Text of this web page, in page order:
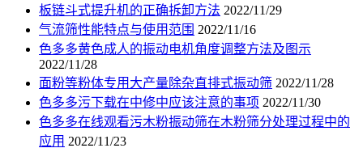
板链斗式提升机的正确拆卸方法 2022/11/29
气流筛性能特点与使用范围 2022/11/16
色多多黄色成人的振动电机角度调整方法及图示
2022/11/28
面粉等粉体专用大产量除杂直排式振动筛 2022/11/28
色多多污下载在中修中应该注意的事项 2022/11/30
色多多在线观看污木粉振动筛在木粉筛分处理过程中的
应用 2022/11/23